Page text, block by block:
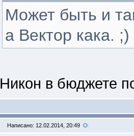
Может быть и
а Вектор кака. ;)
Никон в бюджете
Написано: 12.02.2014, 20:49